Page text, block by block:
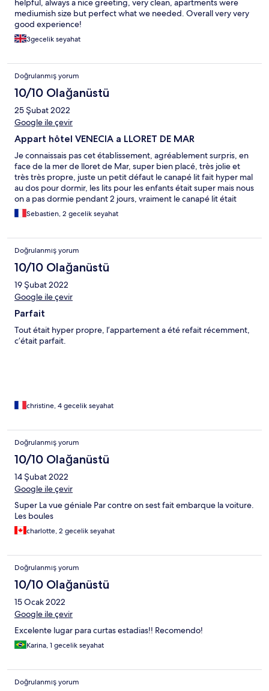
helpful, always a nice greeting, very clean, apartments were
mediumish size but perfect what we needed. Overall very very
good experience!
3gecelik seyahat
Doğrulanmış yorum
10/10 Olağanüstü
25 Şubat 2022
Google ile çevir
Appart hôtel VENECIA a LLORET DE MAR
Je connaissais pas cet établissement, agréablement surpris, en
face de la mer de lloret de Mar, super bien placé, très jolie et
très très propre, juste un petit défaut le canapé lit fait hyper mal
au dos pour dormir, les lits pour les enfants était super mais nous
on a pas dormie pendant 2 jours, vraiment le canapé lit était
vraiment mort. A part ça, le personnel et très bien et à l'écoute.
Je conseille cet établissement
Sebastien, 2 gecelik seyahat
Doğrulanmış yorum
10/10 Olağanüstü
19 Şubat 2022
Google ile çevir
Parfait
Tout était hyper propre, l’appartement a été refait récemment,
c’était parfait.
christine, 4 gecelik seyahat
Doğrulanmış yorum
10/10 Olağanüstü
14 Şubat 2022
Google ile çevir
Super La vue géniale Par contre on sest fait embarque la voiture.
Les boules
charlotte, 2 gecelik seyahat
Doğrulanmış yorum
10/10 Olağanüstü
15 Ocak 2022
Google ile çevir
Excelente lugar para curtas estadias!! Recomendo!
Karina, 1 gecelik seyahat
Doğrulanmış yorum